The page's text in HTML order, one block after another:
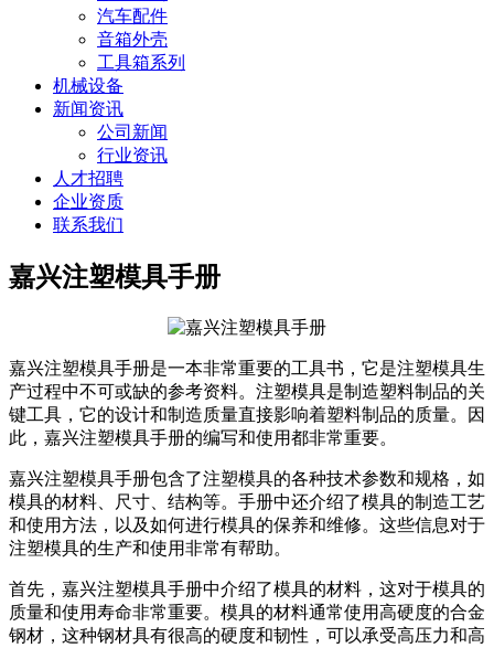
汽车配件
音箱外壳
工具箱系列
机械设备
新闻资讯
公司新闻
行业资讯
人才招聘
企业资质
联系我们
嘉兴注塑模具手册
嘉兴注塑模具手册是一本非常重要的工具书，它是注塑模具生
产过程中不可或缺的参考资料。注塑模具是制造塑料制品的关
键工具，它的设计和制造质量直接影响着塑料制品的质量。因
此，嘉兴注塑模具手册的编写和使用都非常重要。
嘉兴注塑模具手册包含了注塑模具的各种技术参数和规格，如
模具的材料、尺寸、结构等。手册中还介绍了模具的制造工艺
和使用方法，以及如何进行模具的保养和维修。这些信息对于
注塑模具的生产和使用非常有帮助。
首先，嘉兴注塑模具手册中介绍了模具的材料，这对于模具的
质量和使用寿命非常重要。模具的材料通常使用高硬度的合金
钢材，这种钢材具有很高的硬度和韧性，可以承受高压力和高